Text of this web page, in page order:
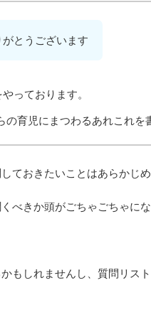
がとうございます
っております。
育児にまつわるあれこれを
ておきたいことはあらかじ
べきか頭がごちゃごちゃに
もしれませんし、質問リス